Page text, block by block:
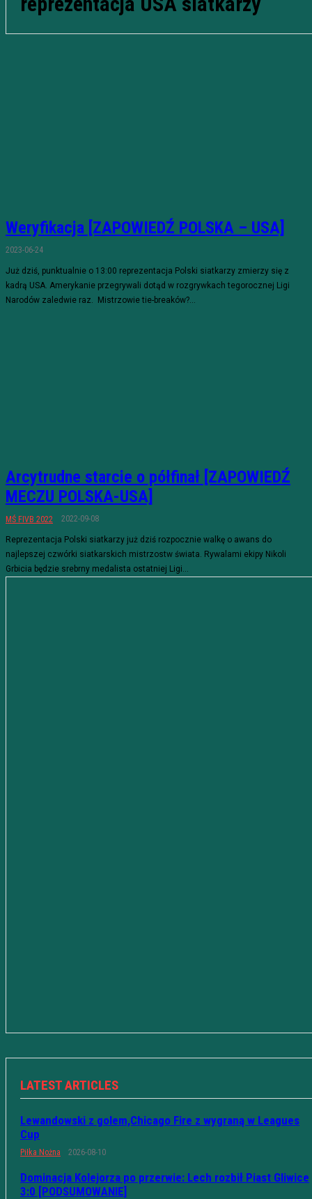
Weryfikacja [ZAPOWIEDŹ POLSKA – USA]
2023-06-24
Już dziś, punktualnie o 13:00 reprezentacja Polski siatkarzy zmierzy się z
kadrą USA. Amerykanie przegrywali dotąd w rozgrywkach tegorocznej Ligi
Narodów zaledwie raz. Mistrzowie tie-breaków?...
Arcytrudne starcie o półfinał [ZAPOWIEDŹ
MECZU POLSKA-USA]
MŚ FIVB 2022 2022-09-08
Reprezentacja Polski siatkarzy już dziś rozpocznie walkę o awans do
najlepszej czwórki siatkarskich mistrzostw świata. Rywalami ekipy Nikoli
Grbicia będzie srebrny medalista ostatniej Ligi...
LATEST ARTICLES
Lewandowski z golem,Chicago Fire z wygraną w Leagues
Cup
Piłka Nożna 2026-08-10
Dominacja Kolejorza po przerwie: Lech rozbił Piast Gliwice
3:0 [PODSUMOWANIE]